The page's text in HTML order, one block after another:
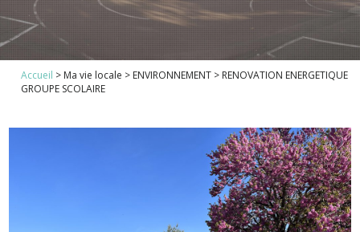
Accueil > Ma vie locale > ENVIRONNEMENT > RENOVATION ENERGETIQUE
GROUPE SCOLAIRE